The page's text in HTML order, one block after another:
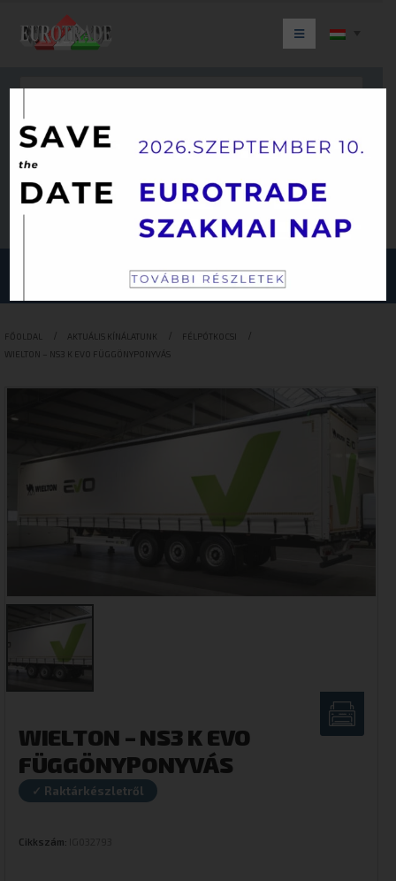
Keresés
JÁRMŰKATEGÓRIÁINK
FŐOLDAL AKTUÁLIS KÍNÁLATUNK
FÉLPÓTKOCSI
WIELTON – NS3 K EVO FÜGGÖNYPONYVÁS
WIELTON – NS3 K EVO
FÜGGÖNYPONYVÁS
✓ Raktárkészletről
Cikkszám: